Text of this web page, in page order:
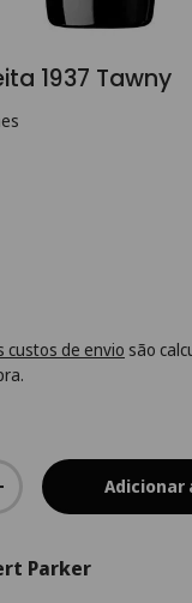
1937 Tawny
custos de envio são
Adicionar
Parker